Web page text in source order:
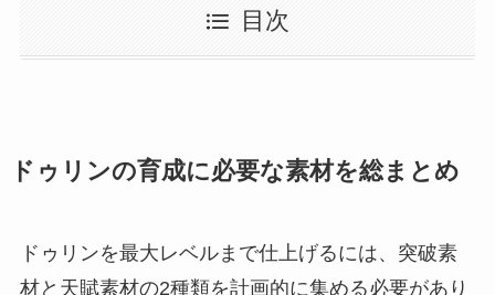
目次
ドゥリンの育成に必要な素材を総まとめ
ドゥリンを最大レベルまで仕上げるには、突破素
材と天賦素材の2種類を計画的に集める必要があり